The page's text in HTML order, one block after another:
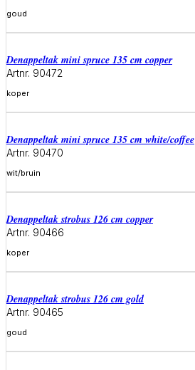
goud
denappeltak mini spruce 135 cm copper
Artnr. 90472
koper
denappeltak mini spruce 135 cm white/coffee
Artnr. 90470
wit/bruin
denappeltak strobus 126 cm copper
Artnr. 90466
koper
denappeltak strobus 126 cm gold
Artnr. 90465
goud